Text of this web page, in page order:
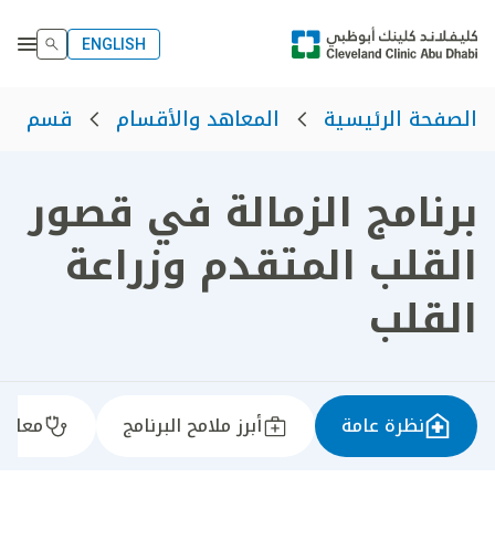
ENGLISH
الصفحة الرئيسية المعاهد والأقسام قسم
برنامج الزمالة في قصور
القلب المتقدم وزراعة
القلب
نظرة عامة أبرز ملامح البرنامج